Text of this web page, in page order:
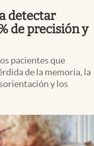
detectar
de precisión y
pacientes que
de la memoria, la
y los